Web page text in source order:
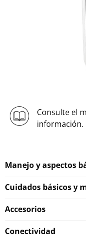
Consulte el
información.
Manejo y aspectos
Cuidados básicos y
Accesorios
Conectividad